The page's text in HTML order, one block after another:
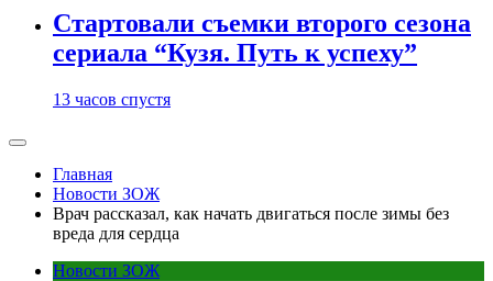
Стартовали съемки второго сезона
сериала “Кузя. Путь к успеху”
13 часов спустя
Главная
Новости ЗОЖ
Врач рассказал, как начать двигаться после зимы без
вреда для сердца
Новости ЗОЖ